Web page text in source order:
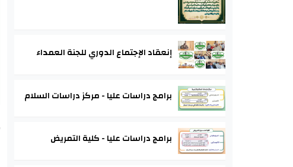
إنعقاد الإجتماع الدوري للجنة العمداء
برامج دراسات عليا - مركز دراسات السلام
برامج دراسات عليا - كلية التمريض